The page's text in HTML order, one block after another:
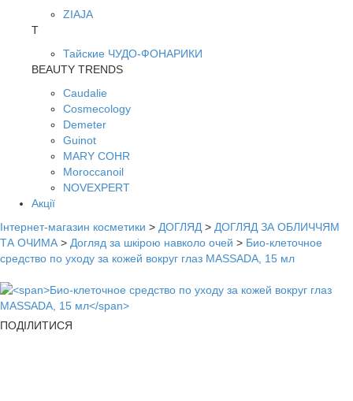
ZIAJA
Т
Тайские ЧУДО-ФОНАРИКИ
BEAUTY TRENDS
Caudalie
Cosmecology
Demeter
Guinot
MARY COHR
Moroccanoil
NOVEXPERT
Акції
Інтернет-магазин косметики > ДОГЛЯД > ДОГЛЯД ЗА ОБЛИЧЧЯМ
ТА ОЧИМА > Догляд за шкірою навколо очей > Био-клеточное
средство по уходу за кожей вокруг глаз MASSADA, 15 мл
ПОДІЛИТИСЯ